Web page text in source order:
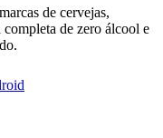
de cervejas,
de zero álcool e